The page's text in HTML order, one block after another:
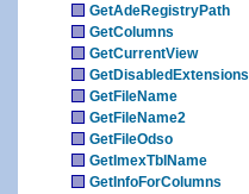
GetAdeRegistryPath
GetColumns
GetCurrentView
GetDisabledExtensions
GetFileName
GetFileName2
GetFileOdso
GetImexTblName
GetInfoForColumns